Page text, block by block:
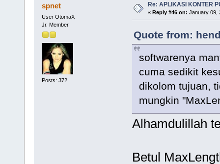
spnet
User OtomaX
Jr. Member
Posts: 372
Re: APLIKASI KONTER
« Reply #46 on: January 09,
Quote from:
softwarenya
cuma sedikit
dikolom tujuan,
mungkin
Alhamdulillah
Betul